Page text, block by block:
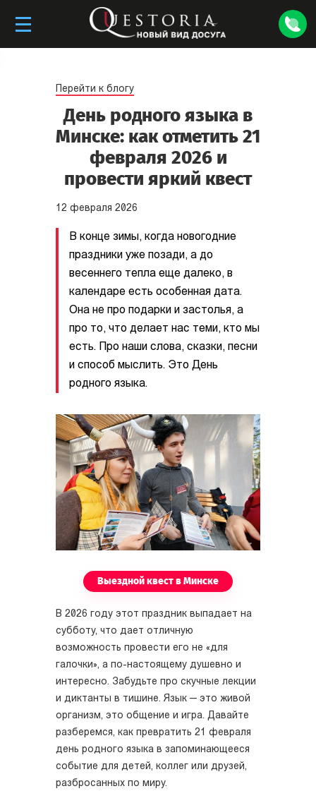
Перейти к блогу
День родного языка в
Минске: как отметить 21
февраля 2026 и
провести яркий квест
12 февраля 2026
В конце зимы, когда новогодние
праздники уже позади, а до
весеннего тепла еще далеко, в
календаре есть особенная дата.
Она не про подарки и застолья, а
про то, что делает нас теми, кто мы
есть. Про наши слова, сказки, песни
и способ мыслить. Это День
родного языка.
Выездной квест в Минске
В 2026 году этот праздник выпадает на
субботу, что дает отличную
возможность провести его не «для
галочки», а по-настоящему душевно и
интересно. Забудьте про скучные лекции
и диктанты в тишине. Язык — это живой
организм, это общение и игра. Давайте
разберемся, как превратить 21 февраля
день родного языка в запоминающееся
событие для детей, коллег или друзей,
разбросанных по миру.